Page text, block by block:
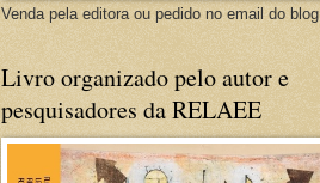
Venda pela editora ou pedido no email do blog
Livro organizado pelo autor e
pesquisadores da RELAEE